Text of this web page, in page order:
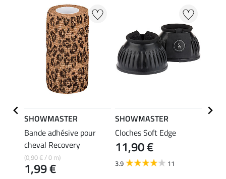
SHOWMASTER
Bande adhésive pour
cheval Recovery
(0,90 € / 0 m)
1,99 €
SHOWMASTER
Cloches Soft Edge
11,90 €
3.9 11